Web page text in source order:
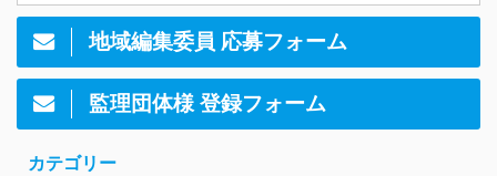
地域編集委員 応募フォーム
監理団体様 登録フォーム
カテゴリー